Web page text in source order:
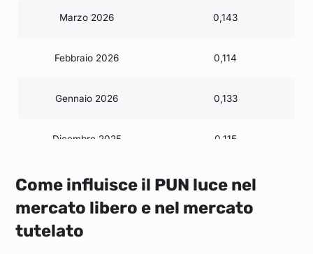
Marzo 2026 0,143
Febbraio 2026 0,114
Gennaio 2026 0,133
Dicembre 2025 0,115
Novembre 2025 0,117
Come influisce il PUN luce nel
mercato libero e nel mercato
tutelato